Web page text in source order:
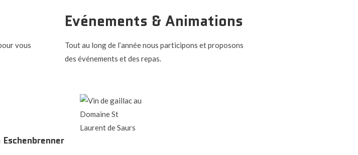
vous
Evénements & Animations
Tout au long de l’année nous participons et proposons
des événements et des repas.